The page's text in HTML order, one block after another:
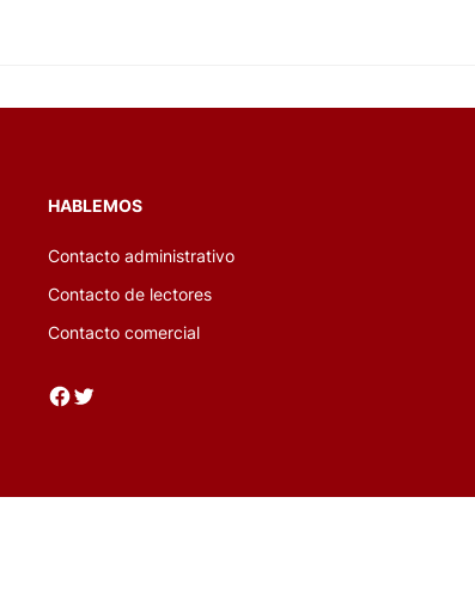
HABLEMOS
Contacto administrativo
Contacto de lectores
Contacto comercial
Facebook Twitter